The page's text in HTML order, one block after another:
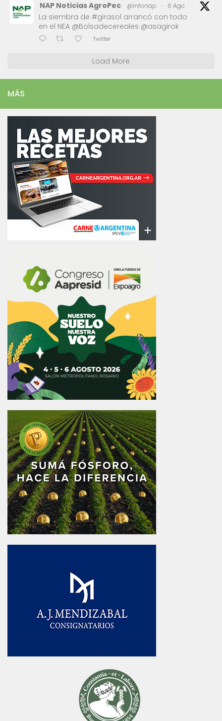
NAP Noticias AgroPec @infonap · 6 Ago
La siembra de #girasol arrancó con todo
en el NEA @Bolsadecereales @asagirok
Twitter
Load More
MÁS